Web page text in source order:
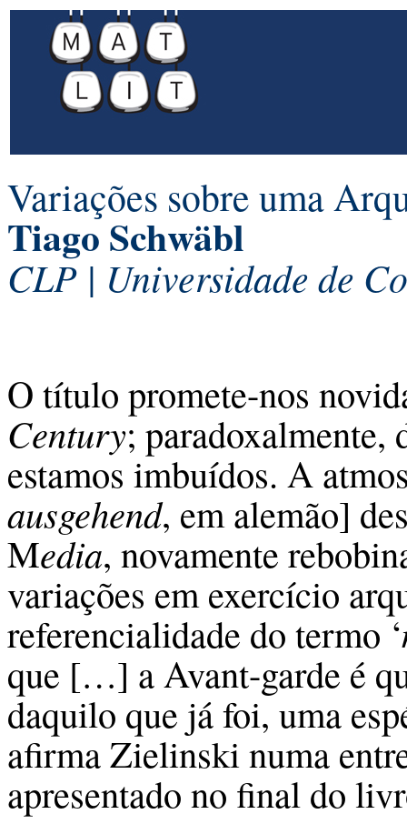
Variações sobre uma
Tiago Schwäbl
CLP | Universidade de
O título promete-nos
Century; paradoxalmente,
estamos imbuídos. A
ausgehend, em alemão]
Media, novamente
variações em exercício
referencialidade do termo ‘
que […] a Avant-garde é
daquilo que já foi, uma
afirma Zielinski numa
apresentado no final do